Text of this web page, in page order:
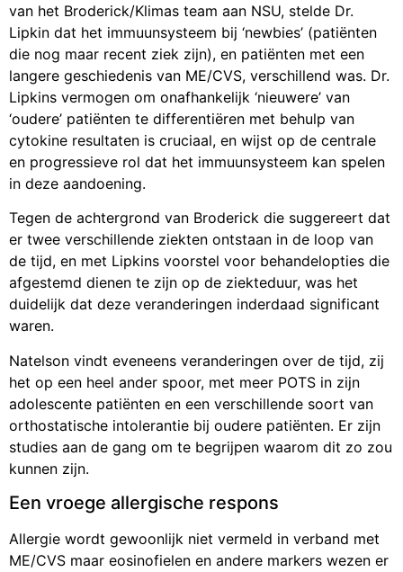
van het Broderick/Klimas team aan NSU, stelde Dr.
Lipkin dat het immuunsysteem bij ‘newbies’ (patiënten
die nog maar recent ziek zijn), en patiënten met een
langere geschiedenis van ME/CVS, verschillend was. Dr.
Lipkins vermogen om onafhankelijk ‘nieuwere’ van
‘oudere’ patiënten te differentiëren met behulp van
cytokine resultaten is cruciaal, en wijst op de centrale
en progressieve rol dat het immuunsysteem kan spelen
in deze aandoening.
Tegen de achtergrond van Broderick die suggereert dat
er twee verschillende ziekten ontstaan in de loop van
de tijd, en met Lipkins voorstel voor behandelopties die
afgestemd dienen te zijn op de ziekteduur, was het
duidelijk dat deze veranderingen inderdaad significant
waren.
Natelson vindt eveneens veranderingen over de tijd, zij
het op een heel ander spoor, met meer POTS in zijn
adolescente patiënten en een verschillende soort van
orthostatische intolerantie bij oudere patiënten. Er zijn
studies aan de gang om te begrijpen waarom dit zo zou
kunnen zijn.
Een vroege allergische respons
Allergie wordt gewoonlijk niet vermeld in verband met
ME/CVS maar eosinofielen en andere markers wezen er